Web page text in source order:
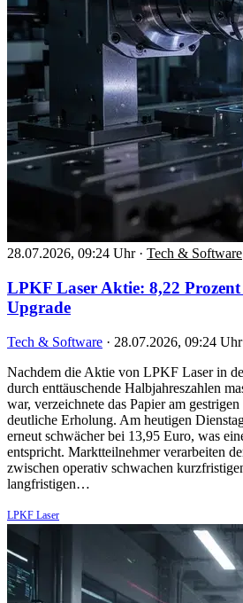
28.07.2026, 09:24 Uhr · Tech & Software
LPKF Laser Aktie: 8,22
Upgrade
Tech & Software · 28.07.2026, 09:24 Uhr
Nachdem die Aktie von LPKF Laser in
durch enttäuschende Halbjahreszahlen
war, verzeichnete das Papier am
deutliche Erholung. Am heutigen
erneut schwächer bei 13,95 Euro, was
entspricht. Marktteilnehmer verarbeiten
zwischen operativ schwachen
langfristigen…
LPKF Laser